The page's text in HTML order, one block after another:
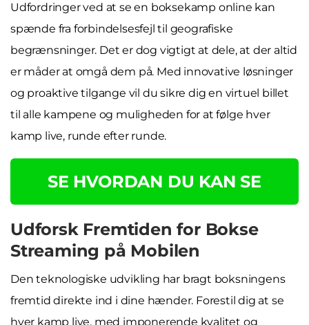
Udfordringer ved at se en boksekamp online kan
spænde fra forbindelsesfejl til geografiske
begrænsninger. Det er dog vigtigt at dele, at der altid
er måder at omgå dem på. Med innovative løsninger
og proaktive tilgange vil du sikre dig en virtuel billet
til alle kampene og muligheden for at følge hver
kamp live, runde efter runde.
SE HVORDAN DU KAN SE
Udforsk Fremtiden for Bokse
Streaming på Mobilen
Den teknologiske udvikling har bragt boksningens
fremtid direkte ind i dine hænder. Forestil dig at se
hver kamp live, med imponerende kvalitet og